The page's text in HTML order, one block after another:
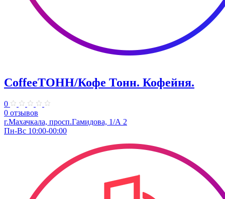
CoffeeТОНН/Кофе Тонн. Кофейня.
0
0 отзывов
г.Махачкала, просп.Гамидова, 1/А 2
Пн-Вс 10:00-00:00